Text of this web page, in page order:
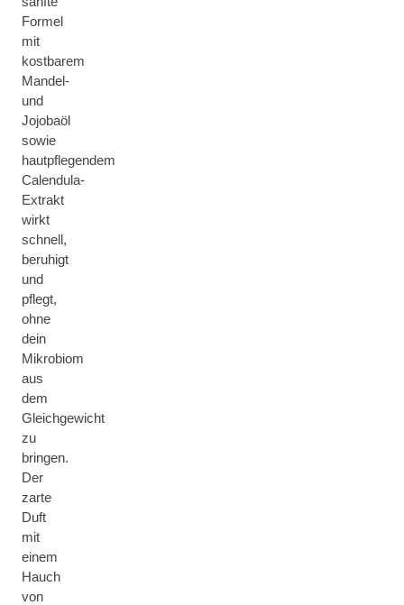
Formel
mit
kostbarem
Mandel-
und
Jojobaöl
sowie
hautpflegendem
Calendula-
Extrakt
wirkt
schnell,
beruhigt
und
pflegt,
ohne
dein
Mikrobiom
aus
dem
Gleichgewicht
zu
bringen.
Der
zarte
Duft
mit
einem
Hauch
von